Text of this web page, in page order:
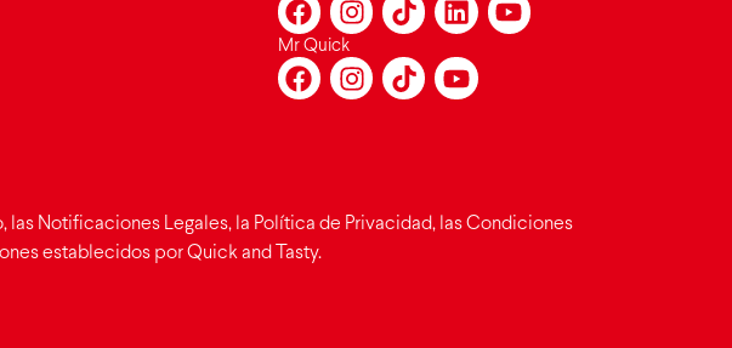
Mr Quick
Notificaciones Legales, la Política de Privacidad, las Condiciones
establecidos por Quick and Tasty.